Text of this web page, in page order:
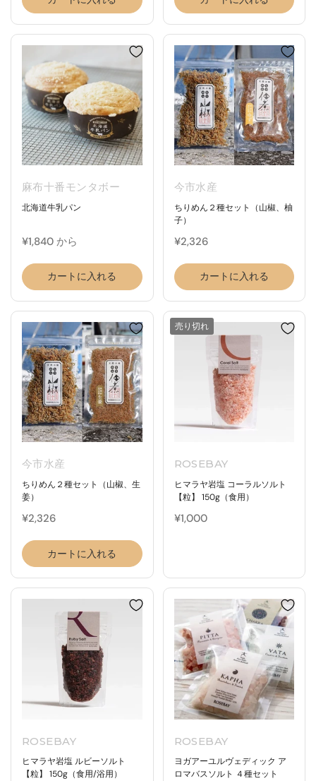
麻布十番モンタボー
北海道牛乳パン
¥1,840 から
カートに入れる
今市水産
ちりめん２種セット（山椒、柚
子）
¥2,326
カートに入れる
今市水産
ちりめん２種セット（山椒、生
姜）
¥2,326
カートに入れる
ROSEBAY
ヒマラヤ岩塩 コーラルソルト
【粒】 150g（食用）
¥1,000
売り切れ
ROSEBAY
ヒマラヤ岩塩 ルビーソルト
【粒】 150g（食用/浴用）
ROSEBAY
ヨガアーユルヴェディック ア
ロマバスソルト ４種セット